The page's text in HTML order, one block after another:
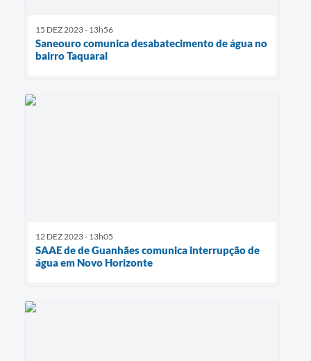
15 DEZ 2023 - 13h56
Saneouro comunica desabatecimento de água no
bairro Taquaral
12 DEZ 2023 - 13h05
SAAE de de Guanhães comunica interrupção de
água em Novo Horizonte